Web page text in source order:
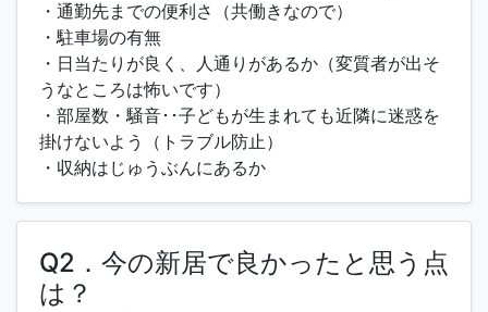
・通勤先までの便利さ（共働きなので）
・駐車場の有無
・日当たりが良く、人通りがあるか（変質者が出そ
うなところは怖いです）
・部屋数・騒音･･子どもが生まれても近隣に迷惑を
掛けないよう（トラブル防止）
・収納はじゅうぶんにあるか
Q2．今の新居で良かったと思う点
は？